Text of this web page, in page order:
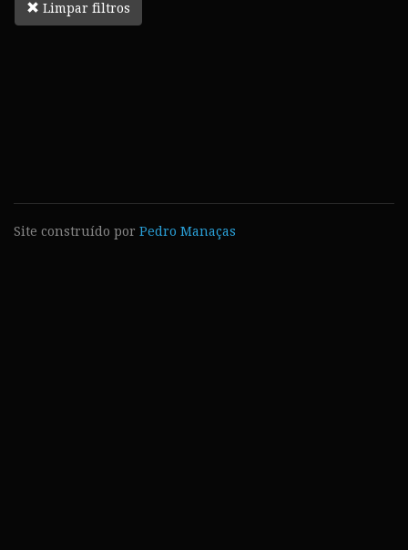
Limpar filtros
Site construído por Pedro Manaças